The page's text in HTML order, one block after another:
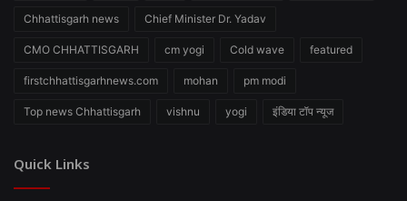
Chhattisgarh news Chief Minister Dr. Yadav
CMO CHHATTISGARH cm yogi Cold wave featured
firstchhattisgarhnews.com mohan pm modi
Top news Chhattisgarh vishnu yogi इंडिया टॉप न्यूज
Quick Links